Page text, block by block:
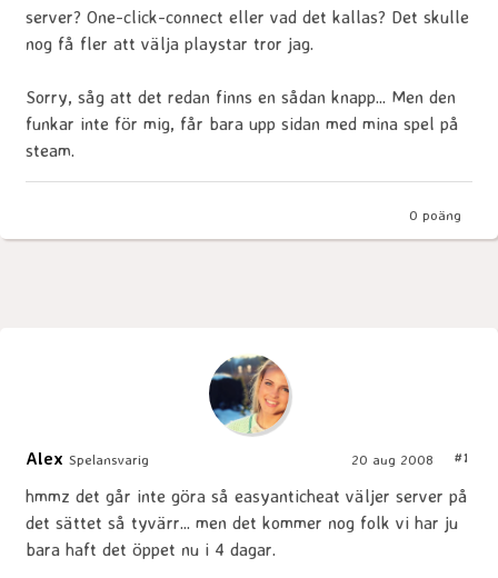
server? One-click-connect eller vad det kallas? Det skulle
nog få fler att välja playstar tror jag.
Sorry, såg att det redan finns en sådan knapp... Men den
funkar inte för mig, får bara upp sidan med mina spel på
steam.
0 poäng
Alex Spelansvarig 20 aug 2008 #1
hmmz det går inte göra så easyanticheat väljer server på
det sättet så tyvärr... men det kommer nog folk vi har ju
bara haft det öppet nu i 4 dagar.